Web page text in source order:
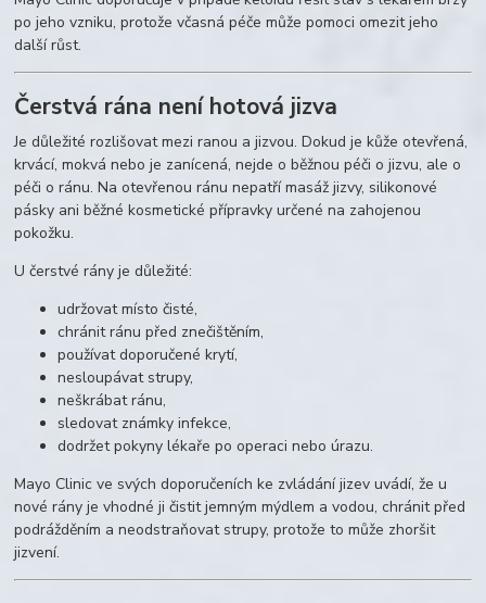
po jeho vzniku, protože včasná péče může pomoci omezit jeho
další růst.
Čerstvá rána není hotová jizva
Je důležité rozlišovat mezi ranou a jizvou. Dokud je kůže otevřená,
krvácí, mokvá nebo je zanícená, nejde o běžnou péči o jizvu, ale o
péči o ránu. Na otevřenou ránu nepatří masáž jizvy, silikonové
pásky ani běžné kosmetické přípravky určené na zahojenou
pokožku.
U čerstvé rány je důležité:
udržovat místo čisté,
chránit ránu před znečištěním,
používat doporučené krytí,
nesloupávat strupy,
neškrábat ránu,
sledovat známky infekce,
dodržet pokyny lékaře po operaci nebo úrazu.
Mayo Clinic ve svých doporučeních ke zvládání jizev uvádí, že u
nové rány je vhodné ji čistit jemným mýdlem a vodou, chránit před
podrážděním a neodstraňovat strupy, protože to může zhoršit
jizvení.